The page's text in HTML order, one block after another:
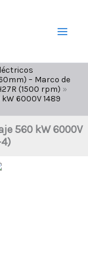
– Marco de
(1500 rpm) »
6000V 1489
560 kW 6000V